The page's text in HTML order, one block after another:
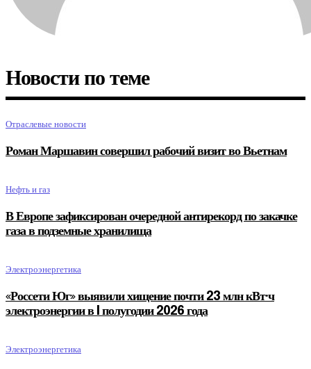
Новости по теме
Отраслевые новости
Роман Маршавин совершил рабочий визит во Вьетнам
Нефть и газ
В Европе зафиксирован очередной антирекорд по закачке
газа в подземные хранилища
Электроэнергетика
«Россети Юг» выявили хищение почти 23 млн кВт·ч
электроэнергии в I полугодии 2026 года
Электроэнергетика